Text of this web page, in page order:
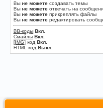
Вы не можете создавать темы
Вы не можете отвечать на
Вы не можете прикреплять файлы
Вы не можете редактировать
BB-коды Вкл.
Смайлы Вкл.
[IMG] код Вкл.
HTML код Выкл.